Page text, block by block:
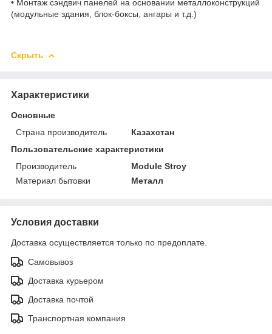
• Монтаж сэндвич панелей на основании металлоконструкций
(модульные здания, блок-боксы, ангары и т.д.)
Скрыть
Характеристики
Основные
Страна производитель
Казахстан
Пользовательские характеристики
Производитель
Module Stroy
Материал бытовки
Металл
Условия доставки
Доставка осуществляется только по предоплате.
Самовывоз
Доставка курьером
Доставка почтой
Транспортная компания